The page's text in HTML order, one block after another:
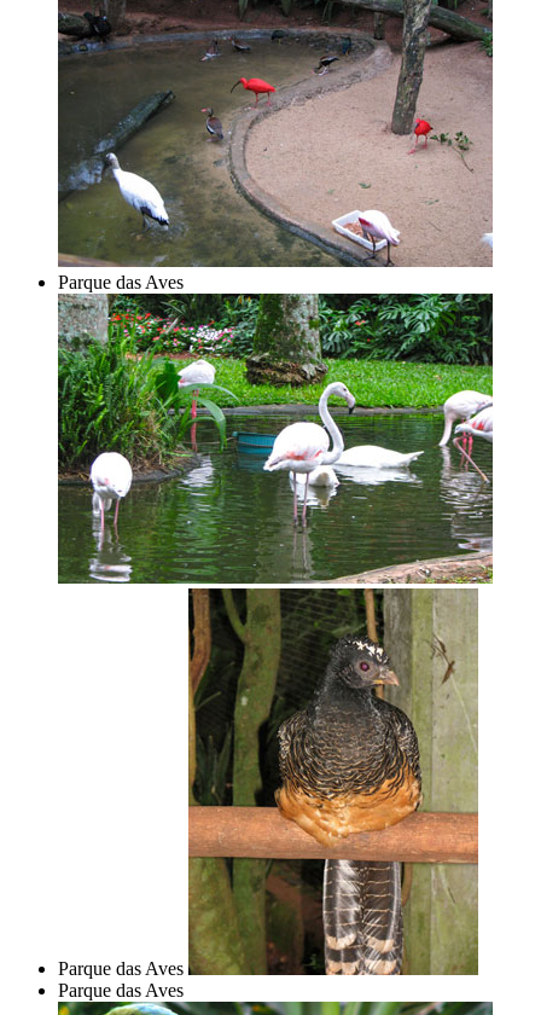
Parque das Aves
Parque das Aves
Parque das Aves